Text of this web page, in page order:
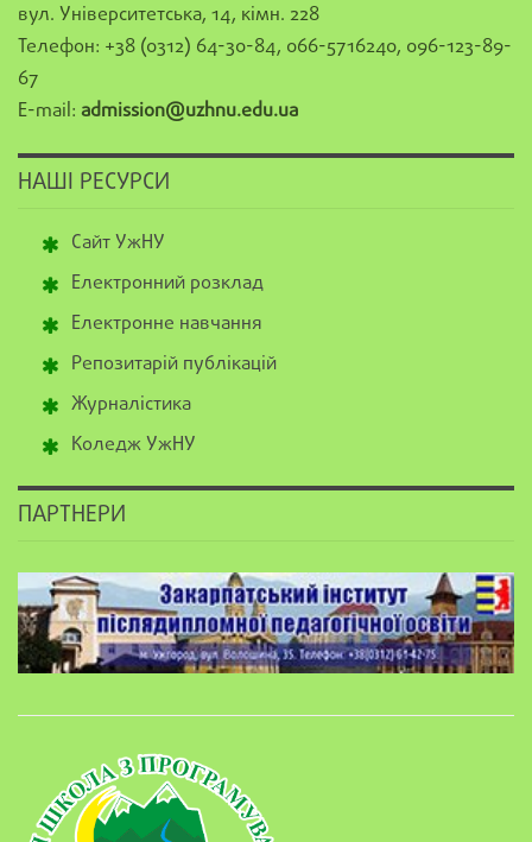
вул. Університетська, 14, кімн. 228
Телефон: +38 (0312) 64-30-84, 066-5716240, 096-123-89-
67
E-mail: admission@uzhnu.edu.ua
НАШІ РЕСУРСИ
Сайт УжНУ
Електронний розклад
Електронне навчання
Репозитарій публікацій
Журналістика
Коледж УжНУ
ПАРТНЕРИ